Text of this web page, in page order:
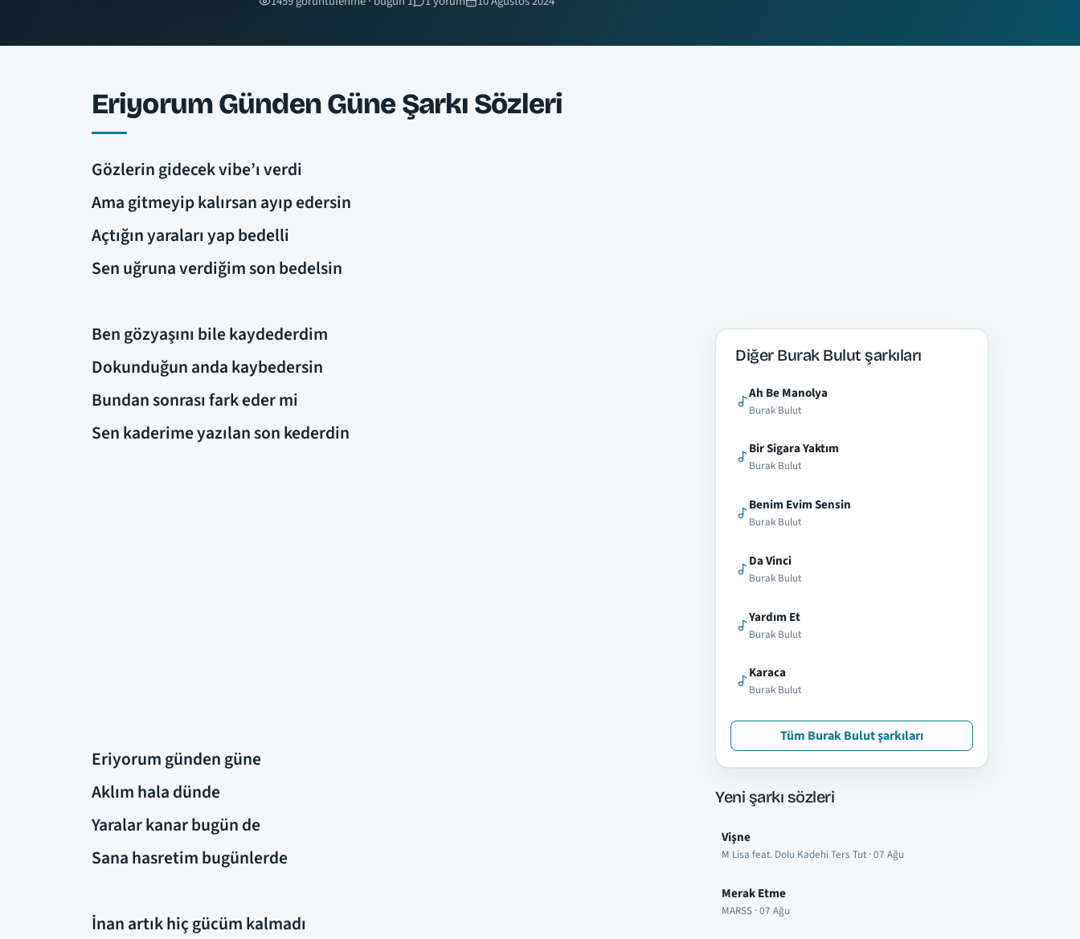
Eriyorum Günden Güne Şarkı Sözleri
Gözlerin gidecek vibe’ı verdi
Ama gitmeyip kalırsan ayıp edersin
Açtığın yaraları yap bedelli
Sen uğruna verdiğim son bedelsin
Ben gözyaşını bile kaydederdim
Dokunduğun anda kaybedersin
Bundan sonrası fark eder mi
Sen kaderime yazılan son kederdin
Eriyorum günden güne
Aklım hala dünde
Yaralar kanar bugün de
Sana hasretim bugünlerde
İnan artık hiç gücüm kalmadı
Diğer Burak Bulut şarkıları
Ah Be Manolya
Burak Bulut
Bir Sigara Yaktım
Burak Bulut
Benim Evim Sensin
Burak Bulut
Da Vinci
Burak Bulut
Yardım Et
Burak Bulut
Karaca
Burak Bulut
Tüm Burak Bulut şarkıları
Yeni şarkı sözleri
Vişne
M Lisa feat. Dolu Kadehi Ters Tut · 07 Ağu
Merak Etme
MARSS · 07 Ağu